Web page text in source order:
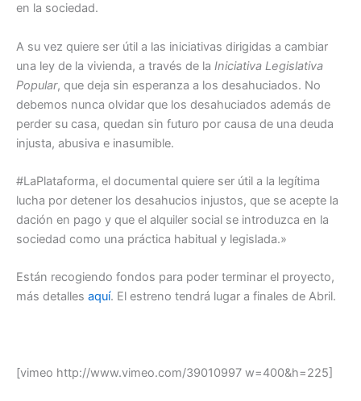
en la sociedad.
A su vez quiere ser útil a las iniciativas dirigidas a cambiar
una ley de la vivienda, a través de la Iniciativa Legislativa
Popular, que deja sin esperanza a los desahuciados. No
debemos nunca olvidar que los desahuciados además de
perder su casa, quedan sin futuro por causa de una deuda
injusta, abusiva e inasumible.
#LaPlataforma, el documental quiere ser útil a la legítima
lucha por detener los desahucios injustos, que se acepte la
dación en pago y que el alquiler social se introduzca en la
sociedad como una práctica habitual y legislada.»
Están recogiendo fondos para poder terminar el proyecto,
más detalles aquí. El estreno tendrá lugar a finales de Abril.
[vimeo http://www.vimeo.com/39010997 w=400&h=225]